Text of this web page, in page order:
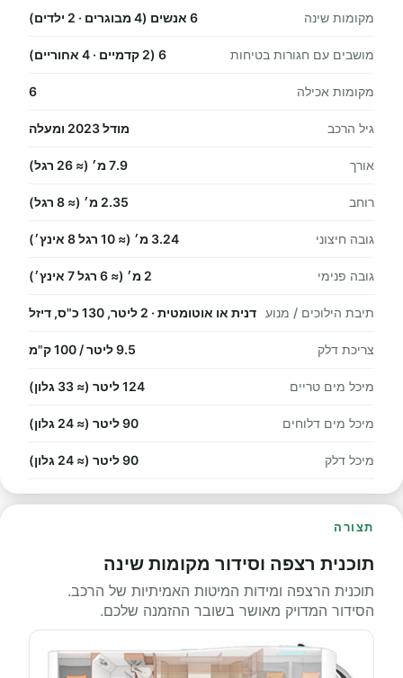
מקומות שינה 6 אנשים (4 מבוגרים · 2 ילדים)
מושבים עם חגורות בטיחות 6 (2 קדמיים · 4 אחוריים)
מקומות אכילה 6
גיל הרכב מודל 2023 ומעלה
אורך 7.9 מ׳ (≈ 26 רגל)
רוחב 2.35 מ׳ (≈ 8 רגל)
גובה חיצוני 3.24 מ׳ (≈ 10 רגל 8 אינץ׳)
גובה פנימי 2 מ׳ (≈ 6 רגל 7 אינץ׳)
תיבת הילוכים / מנוע דנית או אוטומטית · 2 ליטר, 130 כ"ס, דיזל
צריכת דלק 9.5 ליטר / 100 ק"מ
מיכל מים טריים 124 ליטר (≈ 33 גלון)
מיכל מים דלוחים 90 ליטר (≈ 24 גלון)
מיכל דלק 90 ליטר (≈ 24 גלון)
תצורה
תוכנית רצפה וסידור מקומות שינה
תוכנית הרצפה ומידות המיטות האמיתיות של הרכב.
הסידור המדויק מאושר בשובר ההזמנה שלכם.